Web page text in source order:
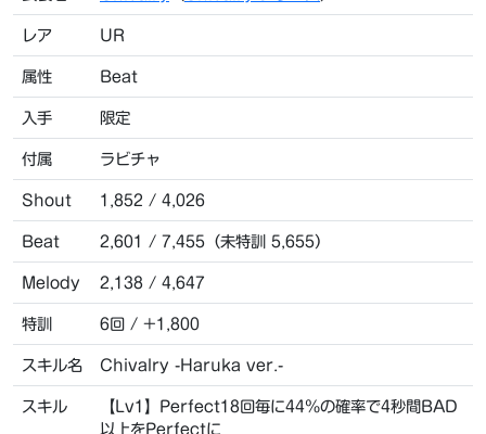
レア UR
属性 Beat
入手 限定
付属 ラビチャ
Shout 1,852 / 4,026
Beat 2,601 / 7,455（未特訓 5,655）
Melody 2,138 / 4,647
特訓 6回 / +1,800
スキル名 Chivalry -Haruka ver.-
スキル
【Lv1】Perfect18回毎に44％の確率で4秒間BAD
以上をPerfectに